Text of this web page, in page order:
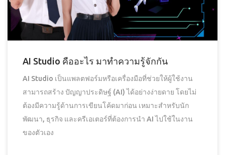
AI Studio คืออะไร มาทำความรู้จักกัน
AI Studio เป็นแพลตฟอร์มหรือเครื่องมือที่ช่วยให้ผู้ใช้งาน
สามารถสร้าง ปัญญาประดิษฐ์ (AI) ได้อย่างง่ายดาย โดยไม่
ต้องมีความรู้ด้านการเขียนโค้ดมาก่อน เหมาะสำหรับนัก
พัฒนา, ธุรกิจ และครีเอเตอร์ที่ต้องการนำ AI ไปใช้ในงาน
ของตัวเอง